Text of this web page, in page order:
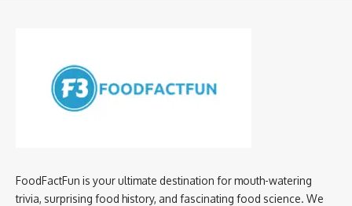
FoodFactFun is your ultimate destination for mouth-watering
trivia, surprising food history, and fascinating food science. We